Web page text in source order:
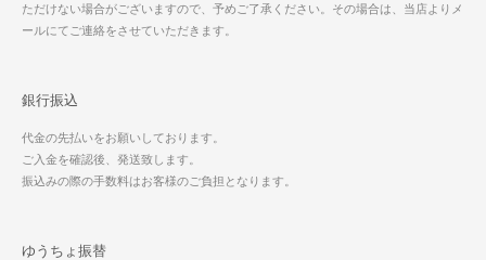
ただけない場合がございますので、予めご了承ください。その場合は、当店よりメ
ールにてご連絡をさせていただきます。
銀行振込
代金の先払いをお願いしております。
ご入金を確認後、発送致します。
振込みの際の手数料はお客様のご負担となります。
ゆうちょ振替